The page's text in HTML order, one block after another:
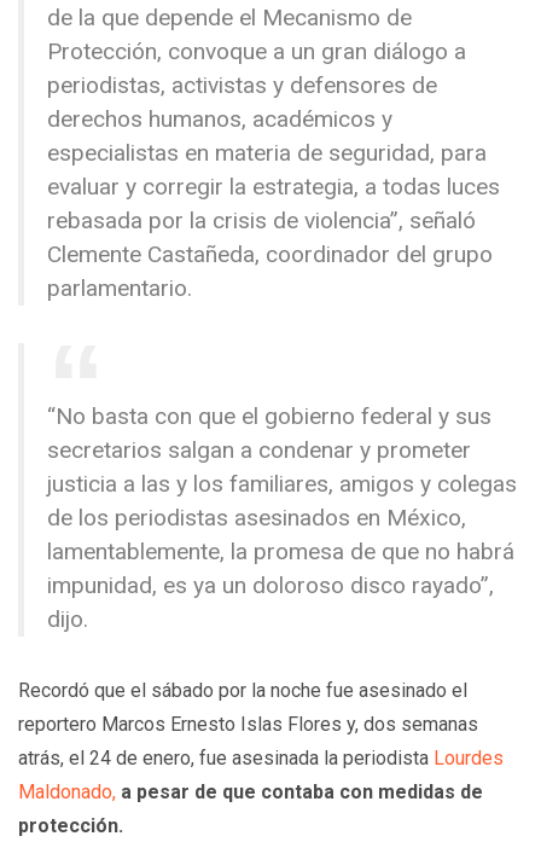
de la que depende el Mecanismo de
Protección, convoque a un gran diálogo a
periodistas, activistas y defensores de
derechos humanos, académicos y
especialistas en materia de seguridad, para
evaluar y corregir la estrategia, a todas luces
rebasada por la crisis de violencia”, señaló
Clemente Castañeda, coordinador del grupo
parlamentario.
“No basta con que el gobierno federal y sus
secretarios salgan a condenar y prometer
justicia a las y los familiares, amigos y colegas
de los periodistas asesinados en México,
lamentablemente, la promesa de que no habrá
impunidad, es ya un doloroso disco rayado”,
dijo.
Recordó que el sábado por la noche fue asesinado el
reportero Marcos Ernesto Islas Flores y, dos semanas
atrás, el 24 de enero, fue asesinada la periodista Lourdes
Maldonado, a pesar de que contaba con medidas de
protección.